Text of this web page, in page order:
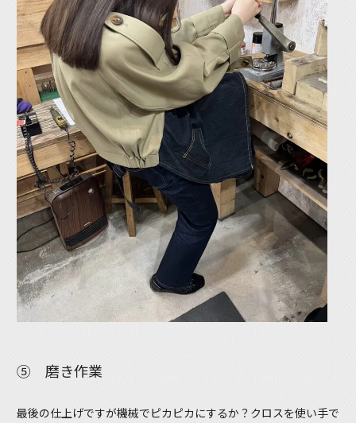
⑤ 磨き作業
最後の仕上げですが機械でピカピカにするか？クロスを使い手で